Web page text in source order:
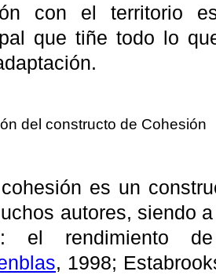
con el territorio
que tiñe todo lo
del constructo de Cohesión
es un
autores, siendo
el rendimiento
, 1998;